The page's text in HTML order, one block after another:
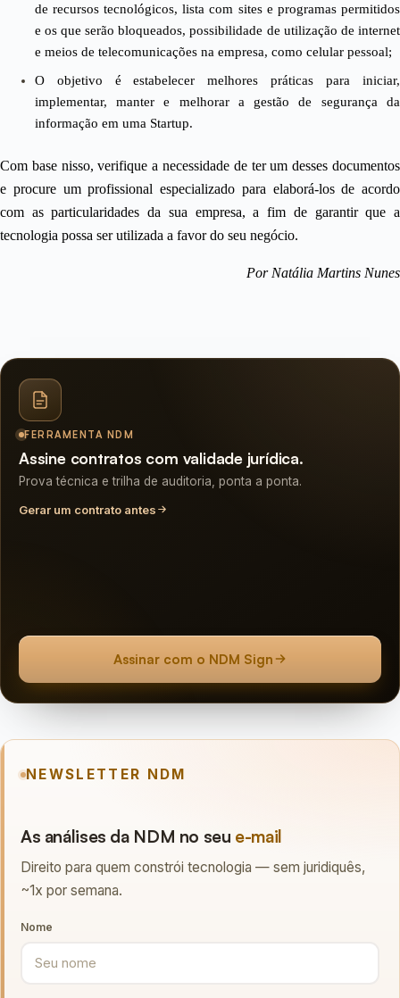
de recursos tecnológicos, lista com sites e programas permitidos
e os que serão bloqueados, possibilidade de utilização de internet
e meios de telecomunicações na empresa, como celular pessoal;
O objetivo é estabelecer melhores práticas para iniciar,
implementar, manter e melhorar a gestão de segurança da
informação em uma Startup.
Com base nisso, verifique a necessidade de ter um desses documentos
e procure um profissional especializado para elaborá-los de acordo
com as particularidades da sua empresa, a fim de garantir que a
tecnologia possa ser utilizada a favor do seu negócio.
Por Natália Martins Nunes
FERRAMENTA NDM
Assine contratos com validade jurídica.
Prova técnica e trilha de auditoria, ponta a ponta.
Gerar um contrato antes
Assinar com o NDM Sign
NEWSLETTER NDM
As análises da NDM no seu e-mail
Direito para quem constrói tecnologia — sem juridiquês,
~1x por semana.
Nome